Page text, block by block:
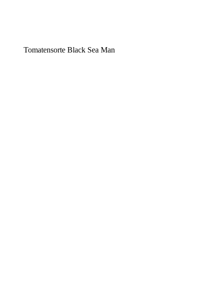
Tomatensorte Black Sea Man